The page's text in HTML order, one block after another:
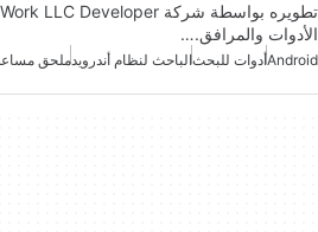
الأدوات والمرافق.…
Androidأدوات للبحثالباحث لنظام أندرويدملحق